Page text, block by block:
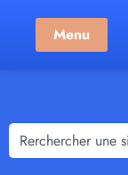
Menu